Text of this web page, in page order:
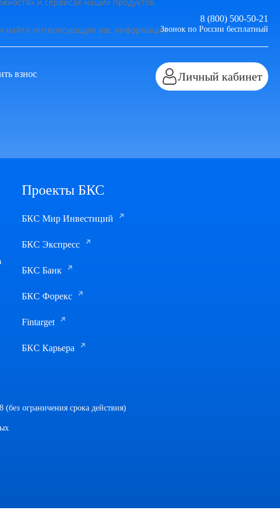
8 (800) 500-50-21
Звонок по России бесплатный
взнос Личный кабинет
и найти интересующую вас информацию.
Проекты БКС
БКС Мир Инвестиций
БКС Экспресс
БКС Банк
БКС Форекс
Fintarget
БКС Карьера
ограничения срока действия)